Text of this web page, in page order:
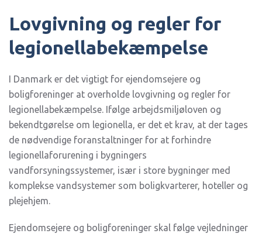
Lovgivning og regler for
legionellabekæmpelse
I Danmark er det vigtigt for ejendomsejere og
boligforeninger at overholde lovgivning og regler for
legionellabekæmpelse. Ifølge arbejdsmiljøloven og
bekendtgørelse om legionella, er det et krav, at der tages
de nødvendige foranstaltninger for at forhindre
legionellaforurening i bygningers
vandforsyningssystemer, især i store bygninger med
komplekse vandsystemer som boligkvarterer, hoteller og
plejehjem.
Ejendomsejere og boligforeninger skal følge vejledninger